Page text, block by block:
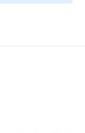
援